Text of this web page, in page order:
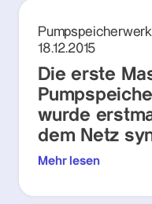
18.12.2015
Die erste
wurde
dem Netz
Mehr lesen